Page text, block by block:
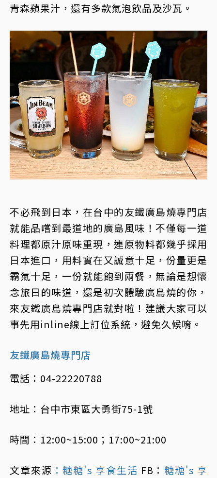
青森蘋果汁，還有多款氣泡飲品及沙瓦。
不必飛到日本，在台中的友鐵廣島燒專門店
就能品嚐到最道地的廣島風味！不僅每一道
料理都原汁原味重現，連原物料都幾乎採用
日本進口，用料實在又誠意十足，份量更是
霸氣十足，一份就能飽到兩餐，無論是想懷
念旅日的味道，還是初次體驗廣島燒的你，
來友鐵廣島燒專門店就對啦！建議大家可以
事先用inline線上訂位系統，避免久候唷。
友鐵廣島燒專門店
電話：04-22220788
地址：台中市東區大勇街75-1號
時間：12:00~15:00；17:00~21:00
文章來源 ：糖糖's 享食生活 FB： 糖糖's 享